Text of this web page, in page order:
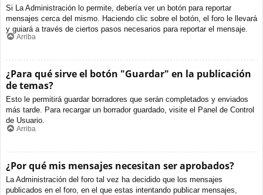
Si La Administración lo permite, debería ver un botón para reportar
mensajes cerca del mismo. Haciendo clic sobre el botón, el foro le llevará
y guiará a través de ciertos pasos necesarios para reportar el mensaje.
Arriba
¿Para qué sirve el botón "Guardar" en la publicación
de temas?
Esto le permitirá guardar borradores que serán completados y enviados
más tarde. Para recargar un borrador guardado, visite el Panel de Control
de Usuario.
Arriba
¿Por qué mis mensajes necesitan ser aprobados?
La Administración del foro tal vez ha decidido que los mensajes
publicados en el foro, en el que estas intentando publicar mensajes,